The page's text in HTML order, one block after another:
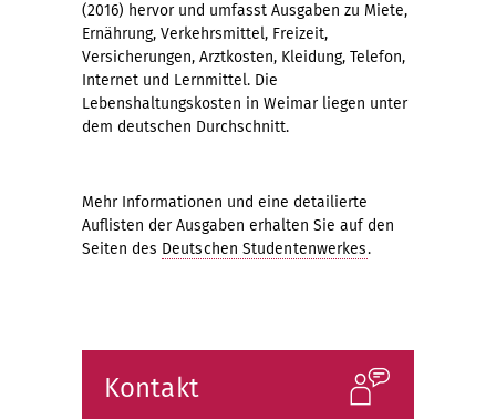
(2016) hervor und umfasst Ausgaben zu Miete,
Ernährung, Verkehrsmittel, Freizeit,
Versicherungen, Arztkosten, Kleidung, Telefon,
Internet und Lernmittel. Die
Lebenshaltungskosten in Weimar liegen unter
dem deutschen Durchschnitt.
Mehr Informationen und eine detailierte
Auflisten der Ausgaben erhalten Sie auf den
Seiten des Deutschen Studentenwerkes.
Kontakt